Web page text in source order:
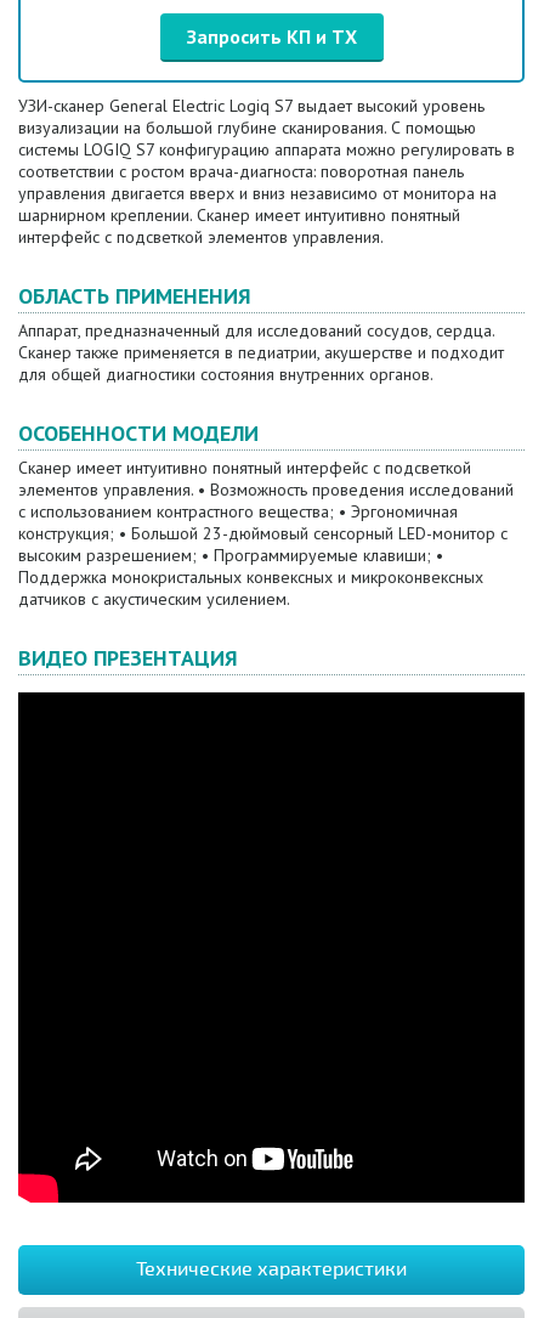
Запросить КП и ТХ
УЗИ-сканер General Electric Logiq S7 выдает высокий уровень
визуализации на большой глубине сканирования. С помощью
системы LOGIQ S7 конфигурацию аппарата можно регулировать в
соответствии с ростом врача-диагноста: поворотная панель
управления двигается вверх и вниз независимо от монитора на
шарнирном креплении. Сканер имеет интуитивно понятный
интерфейс с подсветкой элементов управления.
ОБЛАСТЬ ПРИМЕНЕНИЯ
Аппарат, предназначенный для исследований сосудов, сердца.
Сканер также применяется в педиатрии, акушерстве и подходит
для общей диагностики состояния внутренних органов.
ОСОБЕННОСТИ МОДЕЛИ
Сканер имеет интуитивно понятный интерфейс с подсветкой
элементов управления. • Возможность проведения исследований
с использованием контрастного вещества; • Эргономичная
конструкция; • Большой 23-дюймовый сенсорный LED-монитор с
высоким разрешением; • Программируемые клавиши; •
Поддержка монокристальных конвексных и микроконвексных
датчиков с акустическим усилением.
ВИДЕО ПРЕЗЕНТАЦИЯ
Технические характеристики